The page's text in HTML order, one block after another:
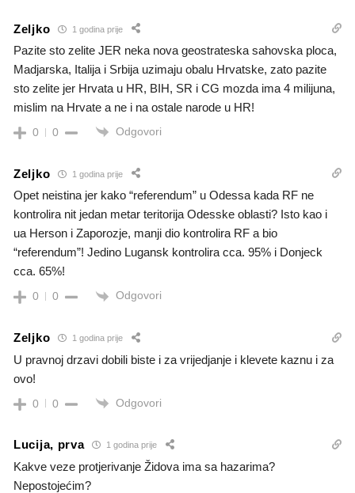
Zeljko 1 godina prije
Pazite sto zelite JER neka nova geostrateska sahovska ploca,
Madjarska, Italija i Srbija uzimaju obalu Hrvatske, zato pazite
sto zelite jer Hrvata u HR, BIH, SR i CG mozda ima 4 milijuna,
mislim na Hrvate a ne i na ostale narode u HR!
0 0 Odgovori
Zeljko 1 godina prije
Opet neistina jer kako “referendum” u Odessa kada RF ne
kontrolira nit jedan metar teritorija Odesske oblasti? Isto kao i
ua Herson i Zaporozje, manji dio kontrolira RF a bio
“referendum”! Jedino Lugansk kontrolira cca. 95% i Donjeck
cca. 65%!
0 0 Odgovori
Zeljko 1 godina prije
U pravnoj drzavi dobili biste i za vrijedjanje i klevete kaznu i za
ovo!
0 0 Odgovori
Lucija, prva 1 godina prije
Kakve veze protjerivanje Židova ima sa hazarima?
Nepostojećim?